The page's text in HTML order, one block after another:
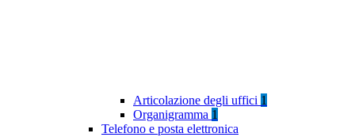
Articolazione degli uffici 1
Organigramma 1
Telefono e posta elettronica